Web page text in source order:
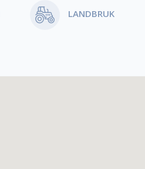
LANDBRUK